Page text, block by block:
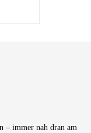
– immer nah dran am